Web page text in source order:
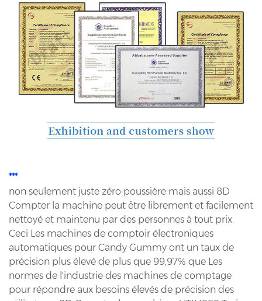
***
non seulement juste zéro poussière mais aussi 8D
Compter la machine peut être librement et facilement
nettoyé et maintenu par des personnes à tout prix.
Ceci Les machines de comptoir électroniques
automatiques pour Candy Gummy ont un taux de
précision plus élevé de plus que 99,97% que Les
normes de l'industrie des machines de comptage
pour répondre aux besoins élevés de précision des